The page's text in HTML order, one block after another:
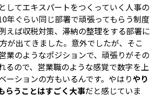
してエキスパートをつくっていく人事の
年ぐらい同じ部署で頑張ってもらう制度
えば収税対策、滞納の整理をする部署に
が出てきました。意外でしたが、そこ
業のようなポジションで、頑張りがその
るので、営業職のような感覚で数字を上
ーションの方もいるんです。やはりやり
らうことはすごく大事だと感じていま